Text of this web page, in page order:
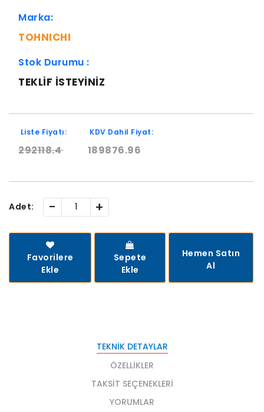
Marka:
TOHNICHI
Stok Durumu :
TEKLIF ISTEYINIZ
Liste Fiyatı:
292118.4
KDV Dahil Fiyat:
189876.96
Adet: - +
Favorilere
Ekle
Sepete
Ekle
Hemen Satın
Al
TEKNIK DETAYLAR
ÖZELLIKLER
TAKSIT SEÇENEKLERI
YORUMLAR